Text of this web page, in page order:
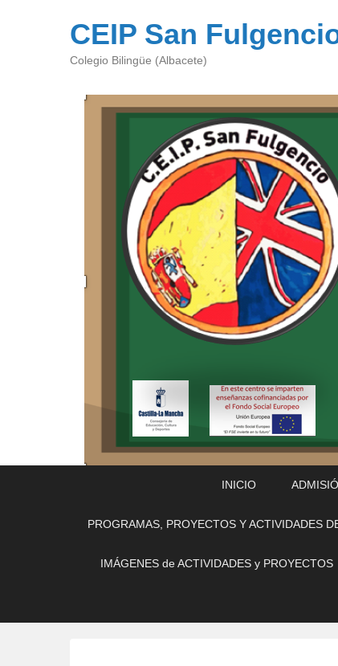
CEIP San
Colegio Bilingüe (Albacete)
INICIO
PROGRAMAS, PROYECTOS Y ACTIVIDADES
IMÁGENES de ACTIVIDADES y PROYECTOS